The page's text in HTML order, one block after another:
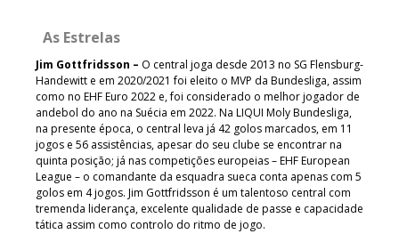
As Estrelas
Jim Gottfridsson – O central joga desde 2013 no SG Flensburg-
Handewitt e em 2020/2021 foi eleito o MVP da Bundesliga, assim
como no EHF Euro 2022 e, foi considerado o melhor jogador de
andebol do ano na Suécia em 2022. Na LIQUI Moly Bundesliga,
na presente época, o central leva já 42 golos marcados, em 11
jogos e 56 assistências, apesar do seu clube se encontrar na
quinta posição; já nas competições europeias – EHF European
League – o comandante da esquadra sueca conta apenas com 5
golos em 4 jogos. Jim Gottfridsson é um talentoso central com
tremenda liderança, excelente qualidade de passe e capacidade
tática assim como controlo do ritmo de jogo.